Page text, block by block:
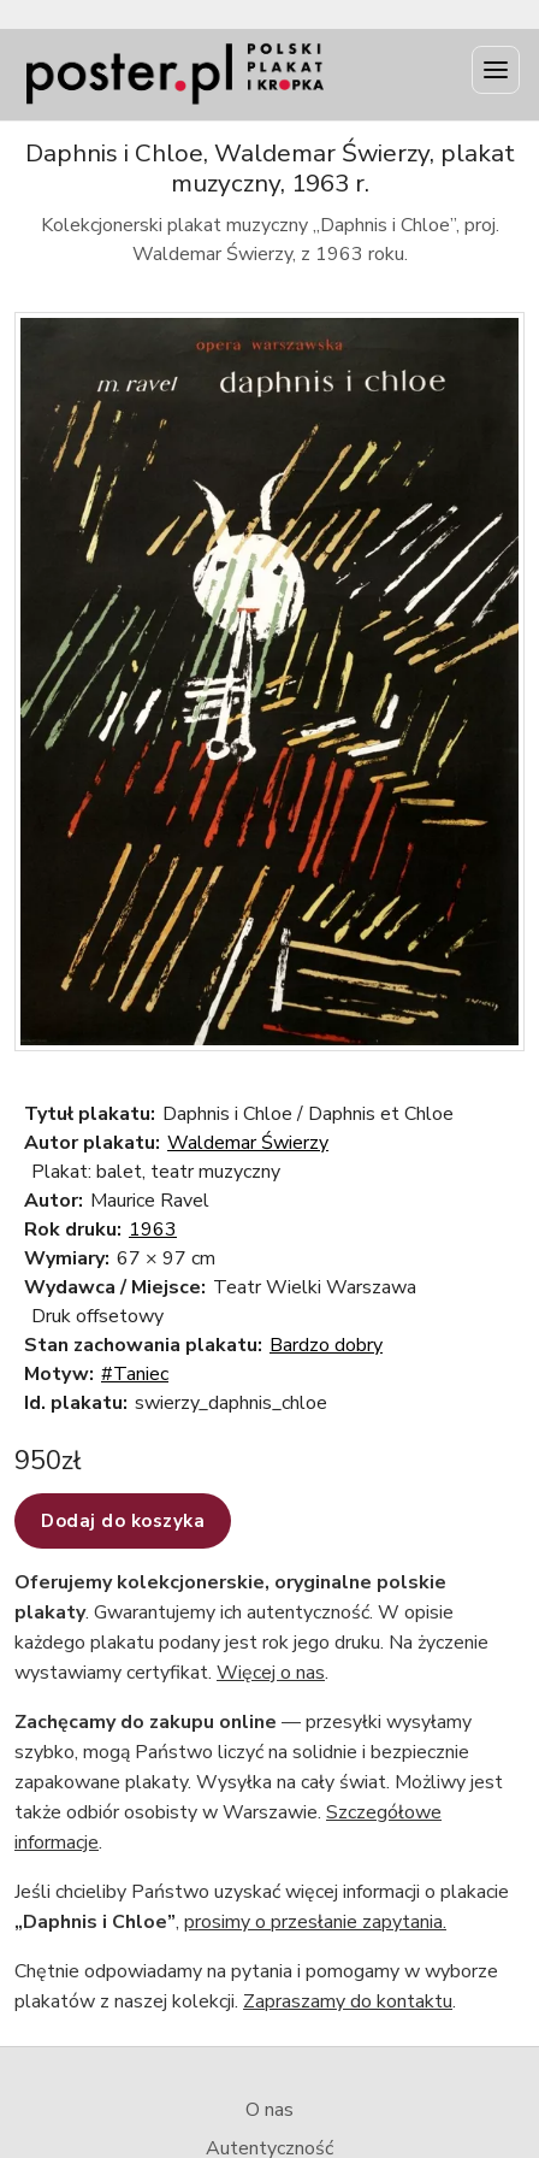
Daphnis i Chloe, Waldemar Świerzy, plakat
muzyczny, 1963 r.
Kolekcjonerski plakat muzyczny „Daphnis i Chloe”, proj.
Waldemar Świerzy, z 1963 roku.
Tytuł plakatu: Daphnis i Chloe / Daphnis et Chloe
Autor plakatu: Waldemar Świerzy
Plakat: balet, teatr muzyczny
Autor: Maurice Ravel
Rok druku: 1963
Wymiary: 67 × 97 cm
Wydawca / Miejsce: Teatr Wielki Warszawa
Druk offsetowy
Stan zachowania plakatu: Bardzo dobry
Motyw: #Taniec
Id. plakatu: swierzy_daphnis_chloe
950zł
Dodaj do koszyka
Oferujemy kolekcjonerskie, oryginalne polskie
plakaty. Gwarantujemy ich autentyczność. W opisie
każdego plakatu podany jest rok jego druku. Na życzenie
wystawiamy certyfikat. Więcej o nas.
Zachęcamy do zakupu online — przesyłki wysyłamy
szybko, mogą Państwo liczyć na solidnie i bezpiecznie
zapakowane plakaty. Wysyłka na cały świat. Możliwy jest
także odbiór osobisty w Warszawie. Szczegółowe
informacje.
Jeśli chcieliby Państwo uzyskać więcej informacji o plakacie
„Daphnis i Chloe”, prosimy o przesłanie zapytania.
Chętnie odpowiadamy na pytania i pomogamy w wyborze
plakatów z naszej kolekcji. Zapraszamy do kontaktu.
O nas
Autentyczność